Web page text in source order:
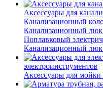
Аксессуары для
Канализационный
Канализационный люк
Поплавковый
Канализационный люк
электроинструментов
Аксессуары для мойки